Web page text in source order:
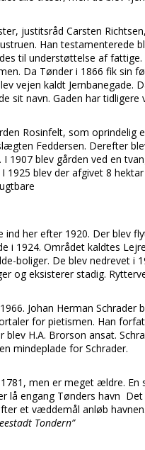
justitsråd Carsten
Han
til understøttelse af
Da Tønder i 1866 fik sin
vejen kaldt Jernbanegade.
sit navn. Gaden har
Rosinfelt, som oprindelig
Feddersen. Derefter
I 1907 blev gården ved en
1925 blev der afgivet 8
ind her efter 1920. Der blev
i 1924. Området kaldtes
boliger. De blev nedrevet i
og eksisterer stadig.
Johan Herman
for pietismen. Han
H.A. Brorson ansat.
mindeplade for Schrader.
men er meget ældre.
lå engang Tønders havn
et væddemål anløb
Tondern”